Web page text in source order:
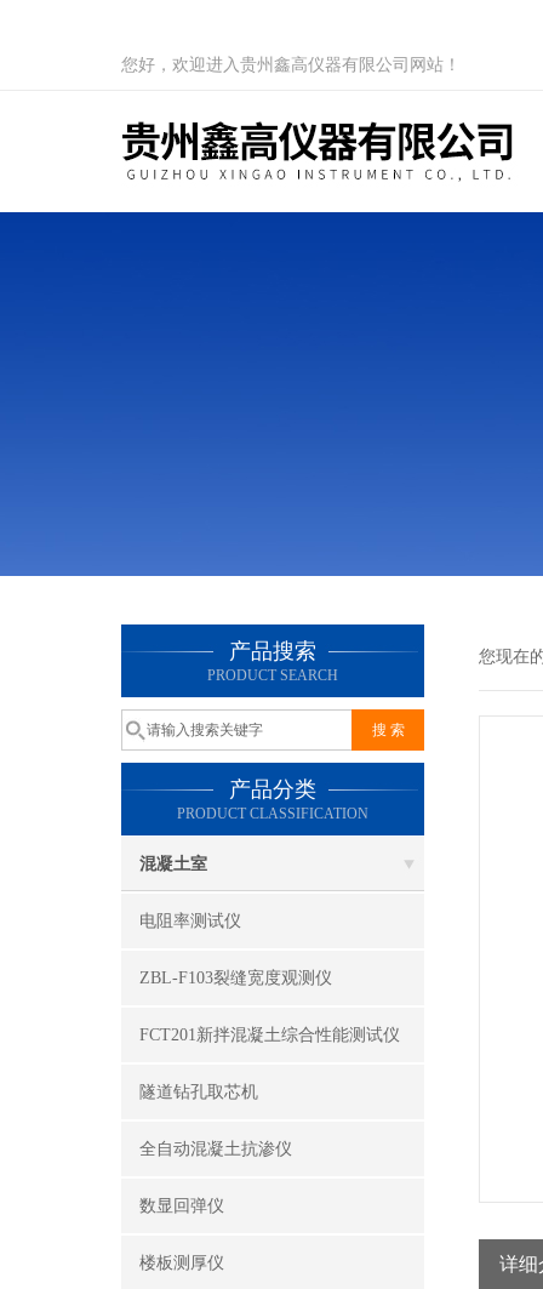
您好，欢迎进入贵州鑫高仪器有限公司网站！
产品搜索
PRODUCT SEARCH
产品分类
PRODUCT CLASSIFICATION
混凝土室
电阻率测试仪
ZBL-F103裂缝宽度观测仪
FCT201新拌混凝土综合性能测试仪
隧道钻孔取芯机
全自动混凝土抗渗仪
数显回弹仪
楼板测厚仪
您现在
详细